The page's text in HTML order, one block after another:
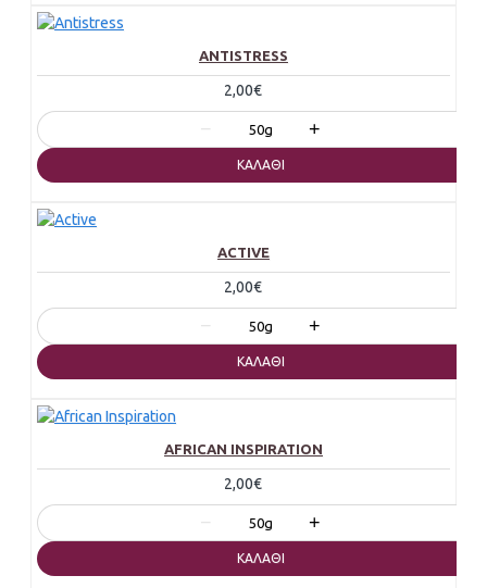
ANTISTRESS
2,00€
− 50g +
ΚΑΛΆΘΙ
ACTIVE
2,00€
− 50g +
ΚΑΛΆΘΙ
AFRICAN INSPIRATION
2,00€
− 50g +
ΚΑΛΆΘΙ